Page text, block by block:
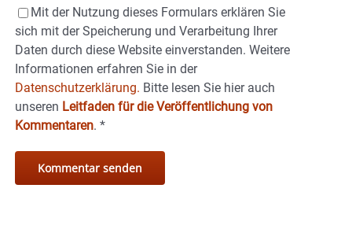
Mit der Nutzung dieses Formulars erklären Sie
sich mit der Speicherung und Verarbeitung Ihrer
Daten durch diese Website einverstanden. Weitere
Informationen erfahren Sie in der
Datenschutzerklärung. Bitte lesen Sie hier auch
unseren Leitfaden für die Veröffentlichung von
Kommentaren. *